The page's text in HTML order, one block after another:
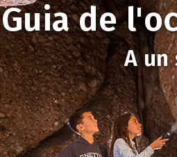
Guia de
A un